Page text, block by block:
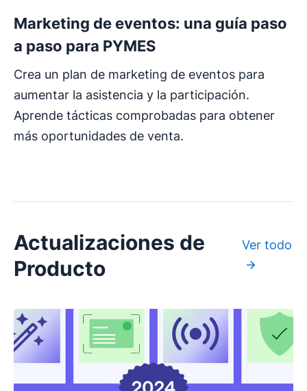
Marketing de eventos: una guía paso
a paso para PYMES
Crea un plan de marketing de eventos para
aumentar la asistencia y la participación.
Aprende tácticas comprobadas para obtener
más oportunidades de venta.
Actualizaciones de
Producto
Ver todo